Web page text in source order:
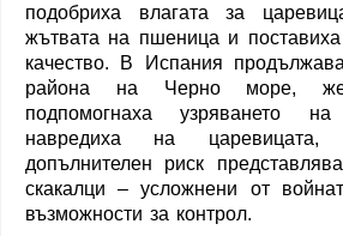
подобриха влагата за
жътвата на пшеница и
качество. В Испания
района на Черно море,
подпомогнаха узряването
навредиха на
допълнителен риск
скакалци – усложнени от
възможности за контрол.